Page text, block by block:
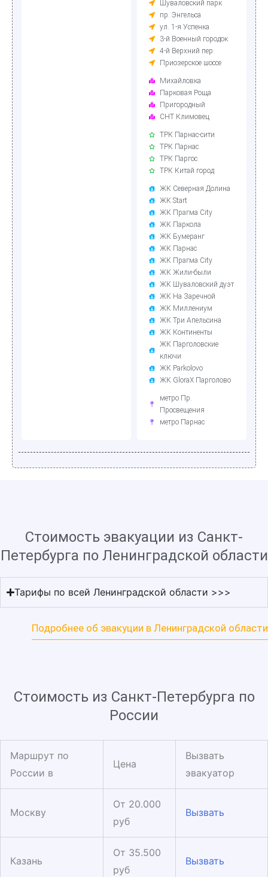
Шуваловский парк
пр. Энгельса
ул. 1-я Успенка
3-й Военный городок
4-й Верхний пер.
Приозерское шоссе
Михайловка
Парковая Роща
Пригородный
СНТ Климовец
ТРК Парнас-сити
ТРК Парнас
ТРК Паргос
ТРК Китай город
ЖК Северная Долина
ЖК Start
ЖК Прагма City
ЖК Паркола
ЖК Бумеранг
ЖК Парнас
ЖК Прагма City
ЖК Жили-были
ЖК Шуваловский дуэт
ЖК На Заречной
ЖК Миллениум
ЖК Три Апельсина
ЖК Континенты
ЖК Парголовские
ключи
ЖК Parkolovo
ЖК GloraX Парголово
метро Пр.
Просвещения
метро Парнас
Стоимость эвакуации из Санкт-
Петербурга по Ленинградской области
Тарифы по всей Ленинградской области >>>
Подробнее об эвакуции в Ленинградской области
Стоимость из Санкт-Петербурга по
России
Маршрут по
России в
Цена
Вызвать
эвакуатор
Москву
От 20.000
руб
Вызвать
Казань
От 35.500
руб
Вызвать